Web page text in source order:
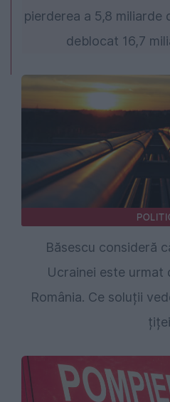
pierderea a 5,8 miliarde
deblocat 16,7
Băsescu consideră
Ucrainei este urmat
România. Ce soluții
țiței